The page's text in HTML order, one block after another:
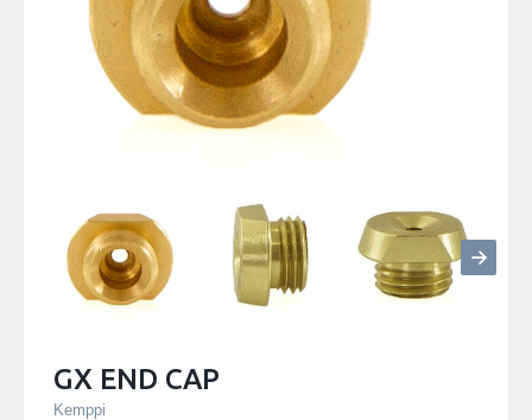
GX END CAP
Kemppi